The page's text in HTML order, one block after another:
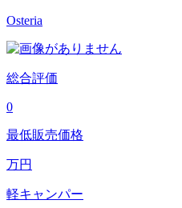
Osteria
総合評価
0
最低販売価格
万円
軽キャンパー